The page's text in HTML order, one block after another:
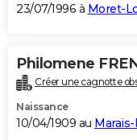
23/07/1996 à Moret-
Philomene
Créer une cagnotte
Naissance
10/04/1909 au